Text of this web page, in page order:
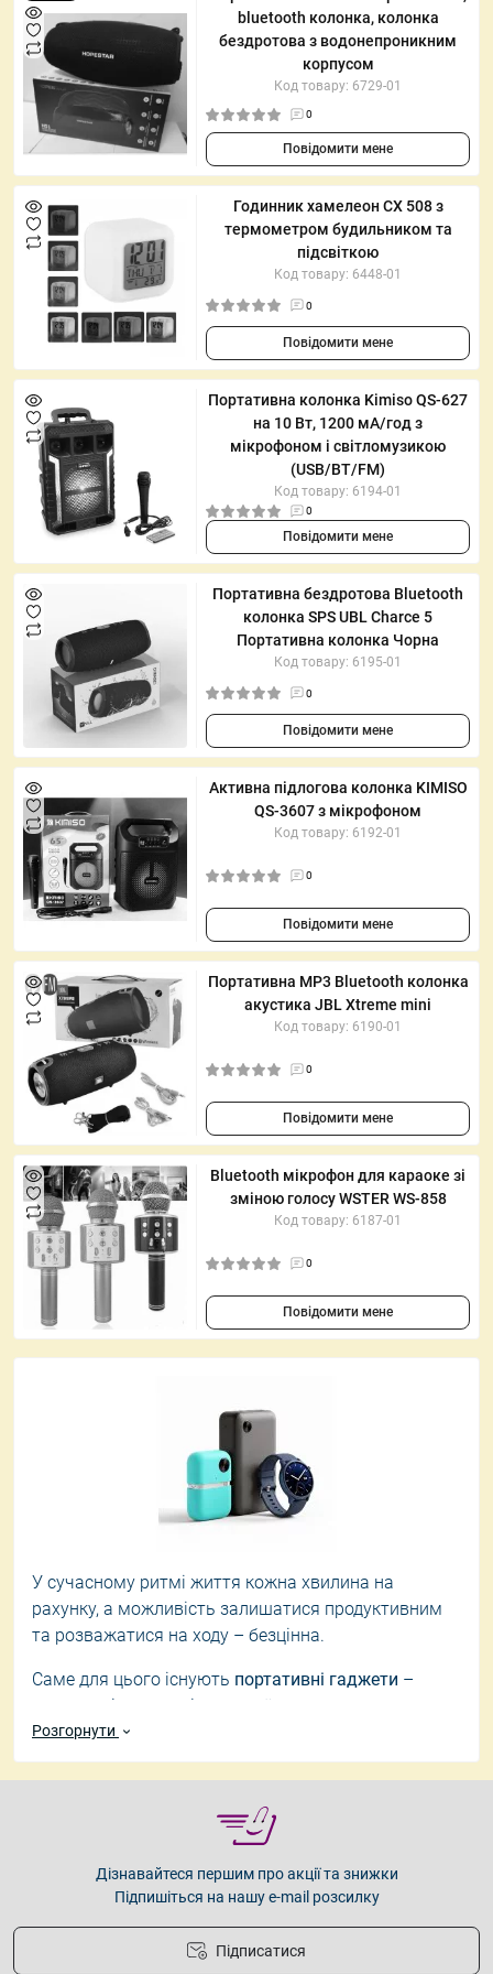
bluetooth колонка, колонка
бездротова з водонепроникним
корпусом
Код товару: 6729-01
0
Повідомити мене
Годинник хамелеон CX 508 з
термометром будильником та
підсвіткою
Код товару: 6448-01
0
Повідомити мене
Портативна колонка Kimiso QS-627
на 10 Вт, 1200 мА/год з
мікрофоном і світломузикою
(USB/BT/FM)
Код товару: 6194-01
0
Повідомити мене
Портативна бездротова Bluetooth
колонка SPS UBL Charce 5
Портативна колонка Чорна
Код товару: 6195-01
0
Повідомити мене
Активна підлогова колонка KIMISO
QS-3607 з мікрофоном
Код товару: 6192-01
0
Повідомити мене
Портативна MP3 Bluetooth колонка
акустика JBL Xtreme mini
Код товару: 6190-01
0
Повідомити мене
Bluetooth мікрофон для караоке зі
зміною голосу WSTER WS-858
Код товару: 6187-01
0
Повідомити мене
У сучасному ритмі життя кожна хвилина на
рахунку, а можливість залишатися продуктивним
та розважатися на ходу – безцінна.
Саме для цього існують портативні гаджети –
компактні та зручні пристрої, що супроводжують
тебе усюди.
Вони розширюють можливості твого смартфона,
дозволяючи слухати музику, працювати чи
підзаряджати пристрої де завгодно.
Ми пропонуємокорисні дрібнички для життя
доступними цінами в Україні, щоб ти міг
насолоджуватися максимальною мобільністю, не
переплачуючи для свого гаманця.
Розгорнути
Дізнавайтеся першим про акції та знижки
Підпишіться на нашу e-mail розсилку
Підписатися